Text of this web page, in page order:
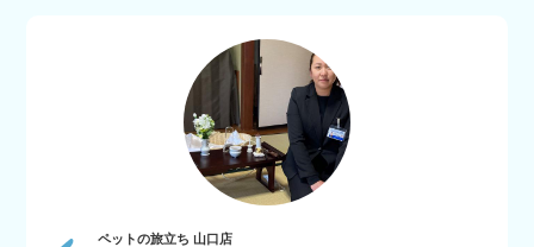
ペットの旅立ち 山口店